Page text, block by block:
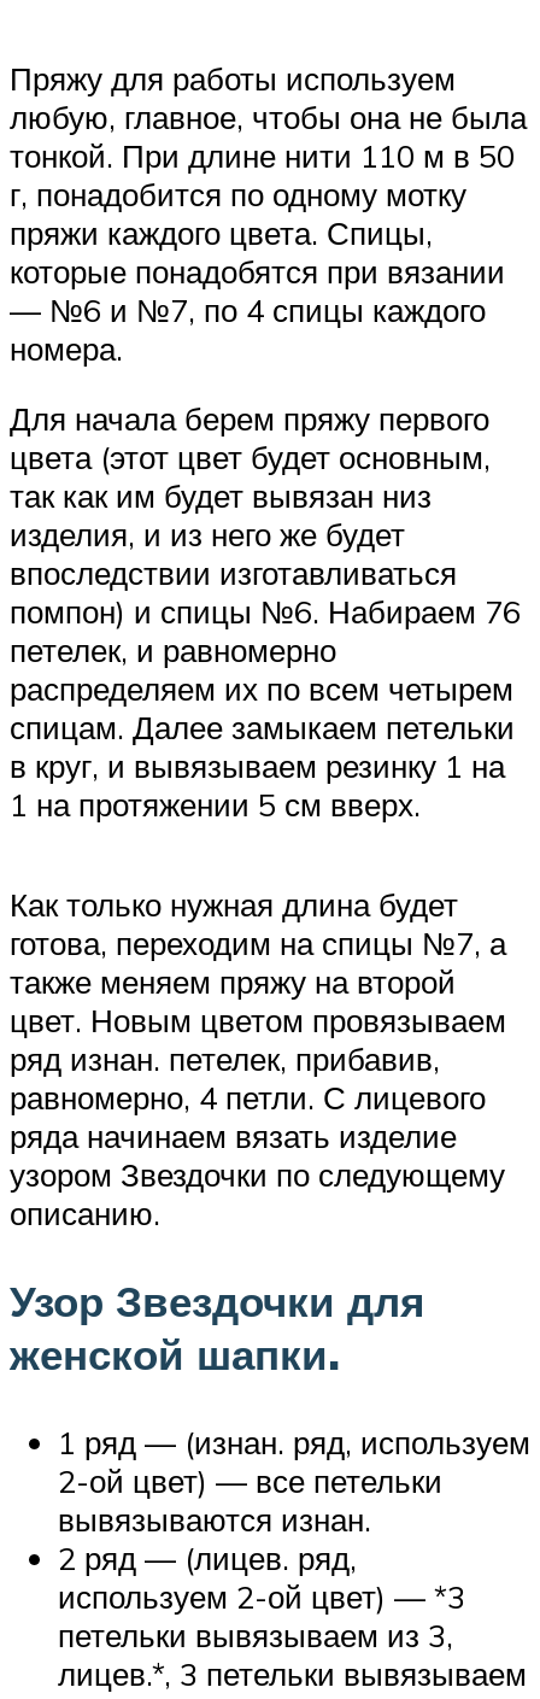
Пряжу для работы используем
любую, главное, чтобы она не была
тонкой. При длине нити 110 м в 50
г, понадобится по одному мотку
пряжи каждого цвета. Спицы,
которые понадобятся при вязании
— №6 и №7, по 4 спицы каждого
номера.
Для начала берем пряжу первого
цвета (этот цвет будет основным,
так как им будет вывязан низ
изделия, и из него же будет
впоследствии изготавливаться
помпон) и спицы №6. Набираем 76
петелек, и равномерно
распределяем их по всем четырем
спицам. Далее замыкаем петельки
в круг, и вывязываем резинку 1 на
1 на протяжении 5 см вверх.
Как только нужная длина будет
готова, переходим на спицы №7, а
также меняем пряжу на второй
цвет. Новым цветом провязываем
ряд изнан. петелек, прибавив,
равномерно, 4 петли. С лицевого
ряда начинаем вязать изделие
узором Звездочки по следующему
описанию.
Узор Звездочки для
женской шапки.
1 ряд — (изнан. ряд, используем
2-ой цвет) — все петельки
вывязываются изнан.
2 ряд — (лицев. ряд,
используем 2-ой цвет) — *3
петельки вывязываем из 3,
лицев.*, 3 петельки вывязываем